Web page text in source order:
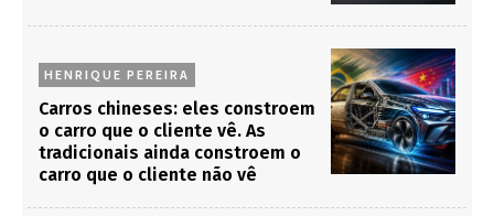
HENRIQUE PEREIRA
Carros chineses: eles constroem
o carro que o cliente vê. As
tradicionais ainda constroem o
carro que o cliente não vê